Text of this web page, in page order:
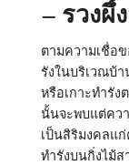
– รวงผึ้
ตามความเชื่อ
รังในบริเวณบ้
หรือเกาะทำรัง
นั้นจะพบแต่คว
เป็นสิริมงคลแ
ทำรังบนกิ่งไม้